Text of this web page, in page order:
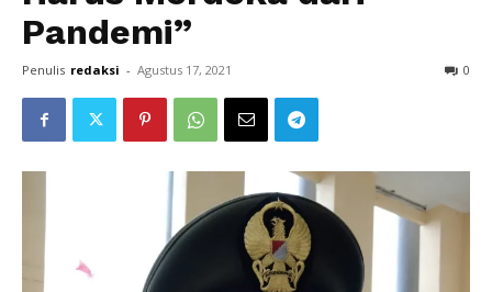
Pandemi”
Penulis redaksi - Agustus 17, 2021 0